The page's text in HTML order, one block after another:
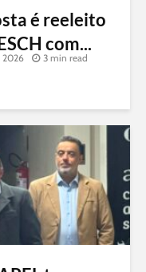
é reeleito
com...
2026
3 min read